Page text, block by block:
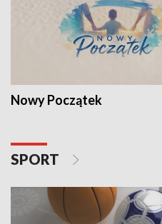
Nowy Początek
SPORT